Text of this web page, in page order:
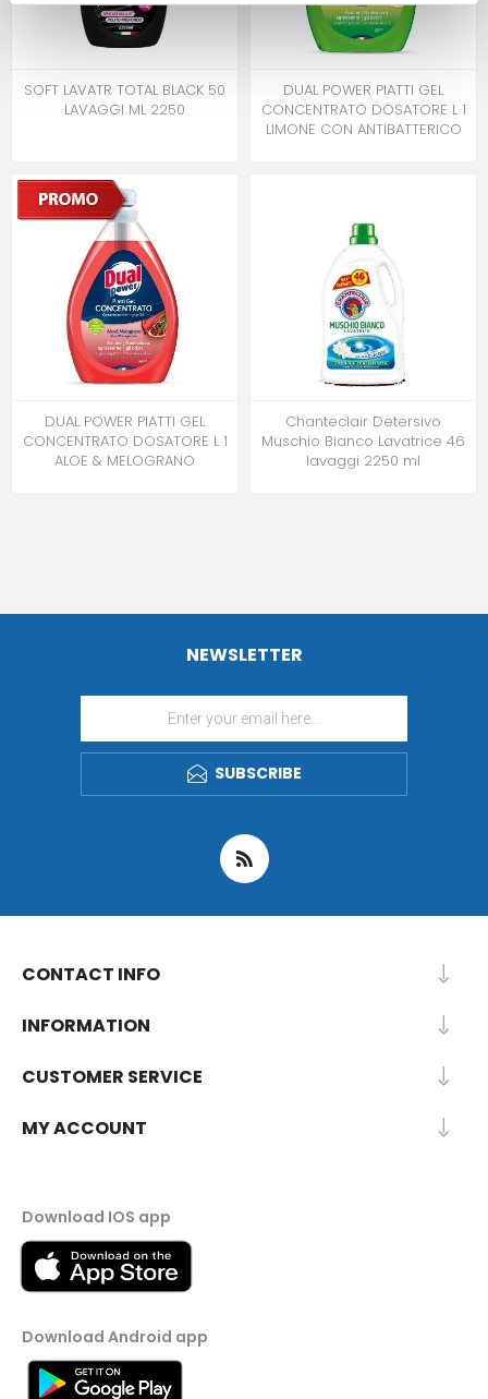
SOFT LAVATR TOTAL BLACK 50
LAVAGGI ML 2250
DUAL POWER PIATTI GEL
CONCENTRATO DOSATORE L 1
LIMONE CON ANTIBATTERICO
DUAL POWER PIATTI GEL
CONCENTRATO DOSATORE L 1
ALOE & MELOGRANO
Chanteclair Detersivo
Muschio Bianco Lavatrice 46
lavaggi 2250 ml
NEWSLETTER
SUBSCRIBE
CONTACT INFO
INFORMATION
CUSTOMER SERVICE
MY ACCOUNT
Download IOS app
Download Android app